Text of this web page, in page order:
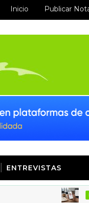
Inicio Publicar
ENTREVISTAS
DISEÑO